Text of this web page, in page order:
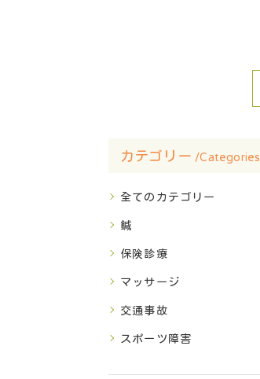
カテゴリー Categories
全てのカテゴリー
鍼
保険診療
マッサージ
交通事故
スポーツ障害